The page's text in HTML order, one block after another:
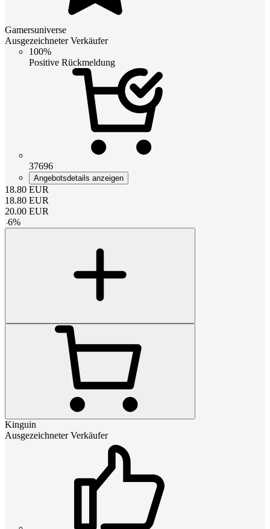
Gamersuniverse
Ausgezeichneter Verkäufer
100%
Positive Rückmeldung
37696
Angebotsdetails anzeigen
18.80 EUR
18.80 EUR
20.00 EUR
-6%
Kinguin
Ausgezeichneter Verkäufer